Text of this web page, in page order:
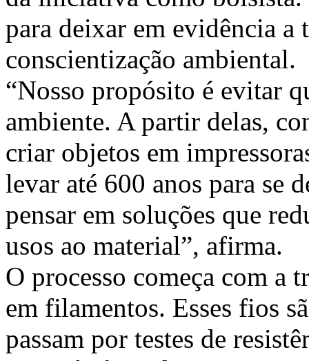
para deixar em evidência a
conscientização ambiental.
“Nosso propósito é evitar
ambiente. A partir delas,
criar objetos em
levar até 600 anos para se
pensar em soluções que
usos ao material”, afirma.
O processo começa com a
em filamentos. Esses fios
passam por testes de